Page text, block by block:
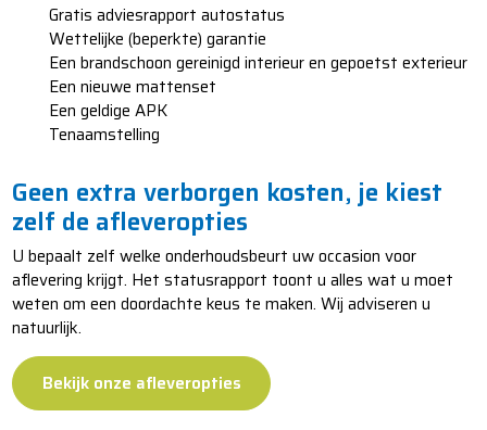
​​Gratis adviesrapport autostatus
​​​Wettelijke (beperkte) garantie
​​​​Een brandschoon gereinigd interieur en gepoetst exterieur
​​​​​Een nieuwe mattenset
​​​​​​Een geldige APK
​​​​​​Tenaamstelling
Geen extra verborgen kosten, je kiest
zelf de afleveropties
U bepaalt zelf welke onderhoudsbeurt uw occasion voor
aflevering krijgt. Het statusrapport toont u alles wat u moet
weten om een doordachte keus te maken. Wij adviseren u
natuurlijk.
Bekijk onze afleveropties